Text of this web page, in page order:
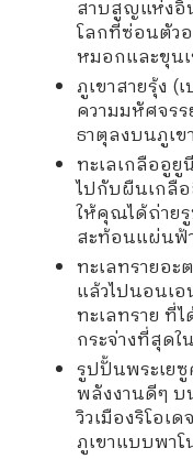
สาบสูญแห่งอิ
โลกที่ซ่อนตัว
หมอกและขุนเ
ภูเขาสายรุ้ง (
ความมหัศจร
ธาตุลงบนภูเ
ทะเลเกลืออูยู
ไปกับผืนเกลื
ให้คุณได้ถ่าย
สะท้อนแผ่นฟ้
ทะเลทรายอะ
แล้วไปนอนเ
ทะเลทราย ที่
กระจ่างที่สุดใ
รูปปั้นพระเย
พลังงานดีๆ บ
วิวเมืองริโอเ
ภูเขาแบบพาโ